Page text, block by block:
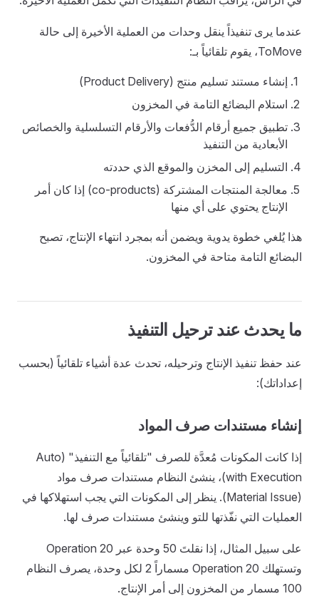
عندما يرى تنفيذاً ينقل وحدات من العملية الأخيرة إلى حالة
ToMove، يقوم تلقائياً بـ:
إنشاء مستند تسليم منتج (Product Delivery)
استلام البضائع التامة في المخزون
تطبيق جميع أرقام الدُّفعات والأرقام التسلسلية والخصائص
الأبعادية من التنفيذ
التسليم إلى المخزن والموقع الذي حددته
معالجة المنتجات المشتركة (co-products) إذا كان أمر
الإنتاج يحتوي على أي منها
هذا يُلغي خطوة يدوية ويضمن أنه بمجرد انتهاء الإنتاج، تصبح
البضائع التامة متاحة في المخزون.
ما يحدث عند ترحيل التنفيذ
عند حفظ تنفيذ الإنتاج وترحيله، تحدث عدة أشياء تلقائياً (بحسب
إعداداتك):
إنشاء مستندات صرف المواد
إذا كانت المكونات مُعدَّة للصرف "تلقائياً مع التنفيذ" (Auto
with Execution)، ينشئ النظام مستندات صرف مواد
(Material Issue). ينظر إلى المكونات التي يجب استهلاكها في
العمليات التي نفّذتها للتو وينشئ مستندات صرف لها.
على سبيل المثال، إذا نقلتَ 50 وحدة عبر Operation 20
وتستهلك Operation 20 مسماراً 2 لكل وحدة، يصرف النظام
100 مسمار من المخزون إلى أمر الإنتاج.